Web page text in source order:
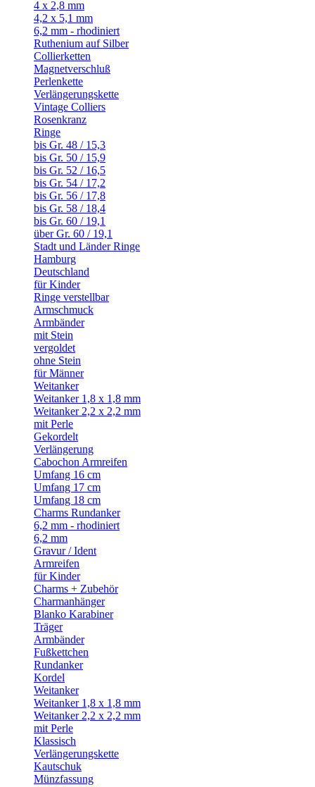
4 x 2,8 mm
4,2 x 5,1 mm
6,2 mm - rhodiniert
Ruthenium auf Silber
Collierketten
Magnetverschluß
Perlenkette
Verlängerungskette
Vintage Colliers
Rosenkranz
Ringe
bis Gr. 48 / 15,3
bis Gr. 50 / 15,9
bis Gr. 52 / 16,5
bis Gr. 54 / 17,2
bis Gr. 56 / 17,8
bis Gr. 58 / 18,4
bis Gr. 60 / 19,1
über Gr. 60 / 19,1
Stadt und Länder Ringe
Hamburg
Deutschland
für Kinder
Ringe verstellbar
Armschmuck
Armbänder
mit Stein
vergoldet
ohne Stein
für Männer
Weitanker
Weitanker 1,8 x 1,8 mm
Weitanker 2,2 x 2,2 mm
mit Perle
Gekordelt
Verlängerung
Cabochon Armreifen
Umfang 16 cm
Umfang 17 cm
Umfang 18 cm
Charms Rundanker
6,2 mm - rhodiniert
6,2 mm
Gravur / Ident
Armreifen
für Kinder
Charms + Zubehör
Charmanhänger
Blanko Karabiner
Träger
Armbänder
Fußkettchen
Rundanker
Kordel
Weitanker
Weitanker 1,8 x 1,8 mm
Weitanker 2,2 x 2,2 mm
mit Perle
Klassisch
Verlängerungskette
Kautschuk
Münzfassung